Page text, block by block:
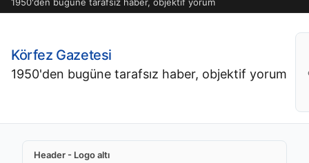
Körfez Gazetesi
1950'den bugüne tarafsız haber, objektif yorum
Header - Logo altı